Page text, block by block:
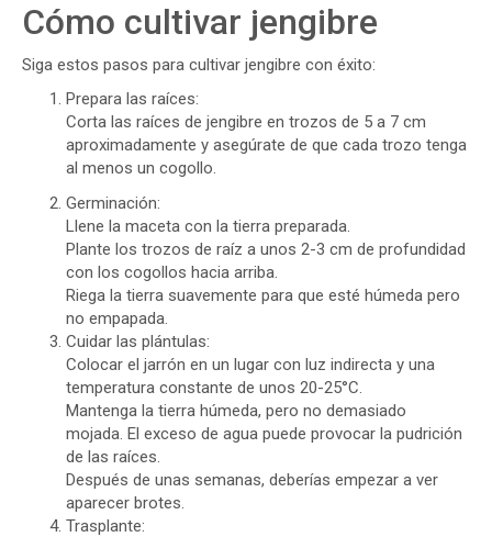
Cómo cultivar jengibre
Siga estos pasos para cultivar jengibre con éxito:
Prepara las raíces:
Corta las raíces de jengibre en trozos de 5 a 7 cm
aproximadamente y asegúrate de que cada trozo tenga
al menos un cogollo.
Germinación:
Llene la maceta con la tierra preparada.
Plante los trozos de raíz a unos 2-3 cm de profundidad
con los cogollos hacia arriba.
Riega la tierra suavemente para que esté húmeda pero
no empapada.
Cuidar las plántulas:
Colocar el jarrón en un lugar con luz indirecta y una
temperatura constante de unos 20-25°C.
Mantenga la tierra húmeda, pero no demasiado
mojada. El exceso de agua puede provocar la pudrición
de las raíces.
Después de unas semanas, deberías empezar a ver
aparecer brotes.
Trasplante: